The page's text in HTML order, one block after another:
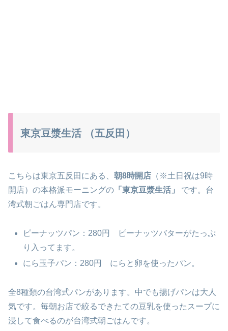
東京豆漿生活 （五反田）
こちらは東京五反田にある、 朝8時開店 （※土日祝は9時
開店）の本格派モーニングの 「東京豆漿生活」
です。台
湾式朝ごはん専門店です。
ピーナッツパン：280円 ピーナッツバターがたっぷ
り入ってます。
にら玉子パン：280円 にらと卵を使ったパン。
全8種類の台湾式パンがあります。中でも揚げパンは大人
気です。毎朝お店で絞るできたての豆乳を使ったスープに
浸して食べるのが台湾式朝ごはんです。